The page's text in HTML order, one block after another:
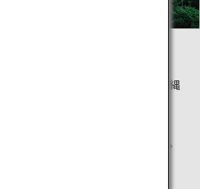
佇む「縄文杉」
山をすると出会うことができる縄
の縄文杉までの道のりは険しい
ことができない自然があります。